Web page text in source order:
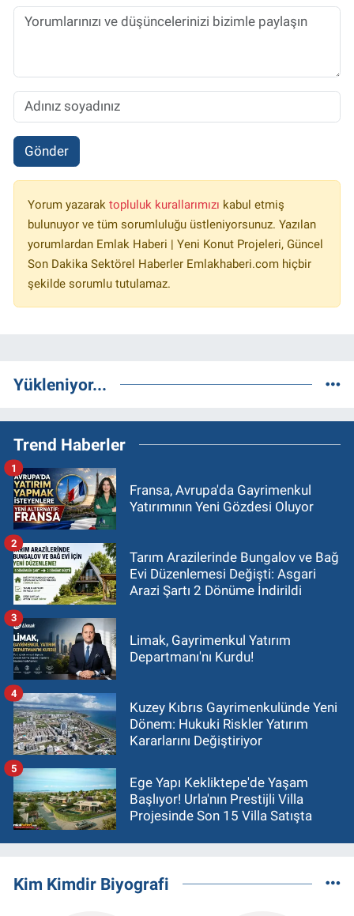
Gönder
Yorum yazarak topluluk kurallarımızı kabul etmiş
bulunuyor ve tüm sorumluluğu üstleniyorsunuz. Yazılan
yorumlardan Emlak Haberi | Yeni Konut Projeleri, Güncel
Son Dakika Sektörel Haberler Emlakhaberi.com hiçbir
şekilde sorumlu tutulamaz.
Yükleniyor...
Trend Haberler
Fransa, Avrupa'da Gayrimenkul
Yatırımının Yeni Gözdesi Oluyor
1
Tarım Arazilerinde Bungalov ve Bağ
Evi Düzenlemesi Değişti: Asgari
Arazi Şartı 2 Dönüme İndirildi
2
Limak, Gayrimenkul Yatırım
Departmanı'nı Kurdu!
3
Kuzey Kıbrıs Gayrimenkulünde Yeni
Dönem: Hukuki Riskler Yatırım
Kararlarını Değiştiriyor
4
Ege Yapı Kekliktepe'de Yaşam
Başlıyor! Urla'nın Prestijli Villa
Projesinde Son 15 Villa Satışta
5
Kim Kimdir Biyografi